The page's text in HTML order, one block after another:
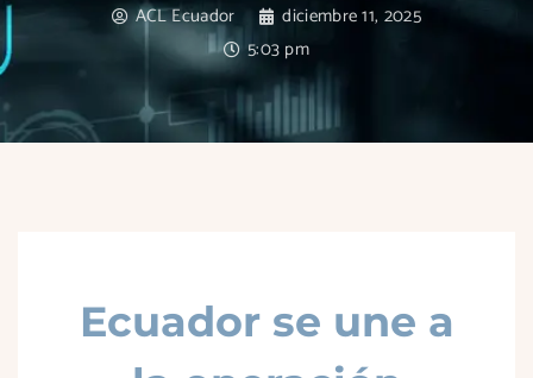
ACL Ecuador
diciembre 11, 2025
5:03 pm
Ecuador se une a